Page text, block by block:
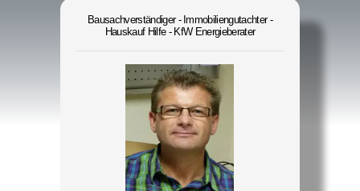
Bausachverständiger - Immobiliengutachter -
Hauskauf Hilfe - KfW Energieberater